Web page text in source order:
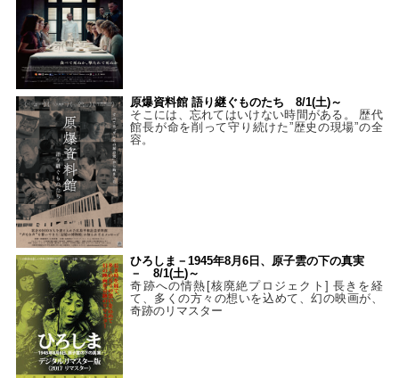
原爆資料館 語り継ぐものたち 8/1(土)～
そこには、忘れてはいけない時間がある。 歴代
館長が命を削って守り続けた”歴史の現場”の全
容。
ひろしま－1945年8月6日、原子雲の下の真実
－ 8/1(土)～
奇跡への情熱[核廃絶プロジェクト] 長きを経
て、多くの方々の想いを込めて、幻の映画が、
奇跡のリマスター